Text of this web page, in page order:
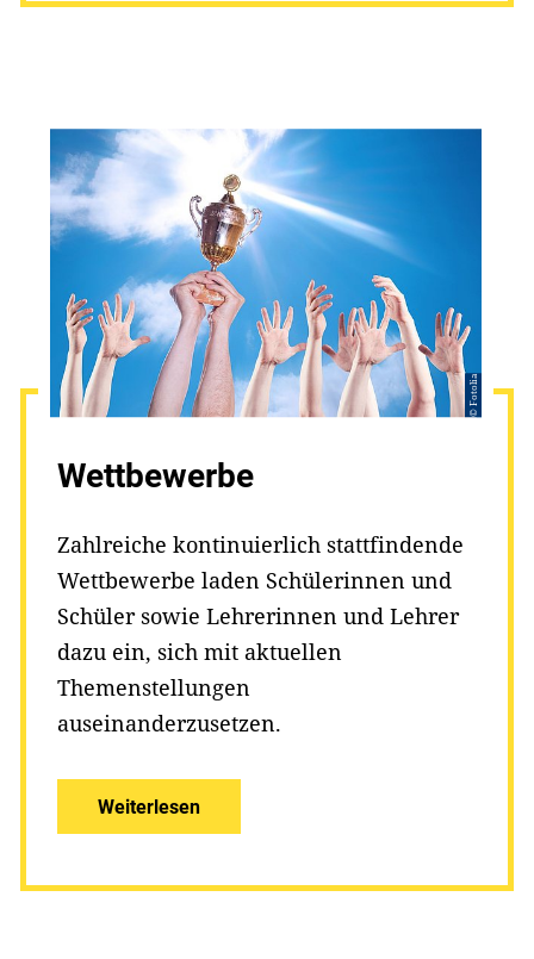
Wettbewerbe
Zahlreiche kontinuierlich stattfindende
Wettbewerbe laden Schülerinnen und
Schüler sowie Lehrerinnen und Lehrer
dazu ein, sich mit aktuellen
Themenstellungen
auseinanderzusetzen.
Weiterlesen
© Fotolia